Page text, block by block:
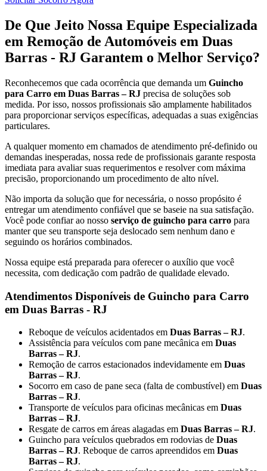
De Que Jeito Nossa Equipe Especializada
em Remoção de Automóveis em Duas
Barras - RJ Garantem o Melhor Serviço?
Reconhecemos que cada ocorrência que demanda um Guincho
para Carro em Duas Barras – RJ precisa de soluções sob
medida. Por isso, nossos profissionais são amplamente habilitados
para proporcionar serviços específicas, adequadas a suas exigências
particulares.
A qualquer momento em chamados de atendimento pré-definido ou
demandas inesperadas, nossa rede de profissionais garante resposta
imediata para avaliar suas requerimentos e resolver com máxima
precisão, proporcionando um procedimento de alto nível.
Não importa da solução que for necessária, o nosso propósito é
entregar um atendimento confiável que se baseie na sua satisfação.
Você pode confiar ao nosso serviço de guincho para carro para
manter que seu transporte seja deslocado sem nenhum dano e
seguindo os horários combinados.
Nossa equipe está preparada para oferecer o auxílio que você
necessita, com dedicação com padrão de qualidade elevado.
Atendimentos Disponíveis de Guincho para Carro
em Duas Barras - RJ
Reboque de veículos acidentados em Duas Barras – RJ.
Assistência para veículos com pane mecânica em Duas
Barras – RJ.
Remoção de carros estacionados indevidamente em Duas
Barras – RJ.
Socorro em caso de pane seca (falta de combustível) em Duas
Barras – RJ.
Transporte de veículos para oficinas mecânicas em Duas
Barras – RJ.
Resgate de carros em áreas alagadas em Duas Barras – RJ.
Guincho para veículos quebrados em rodovias de Duas
Barras – RJ. Reboque de carros apreendidos em Duas
Barras – RJ.